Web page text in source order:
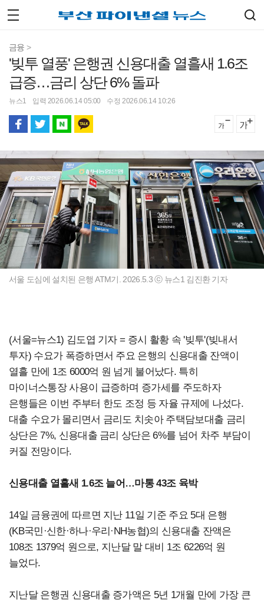
금융 >
'빚투 열풍' 은행권 신용대출 열흘새 1.6조
급증…금리 상단 6% 돌파
뉴스1 입력 2026.06.14 05:00 수정 2026.06.14 10:26
서울 도심에 설치된 은행 ATM기. 2026.5.3 ⓒ 뉴스1 김진환 기자
(서울=뉴스1) 김도엽 기자 = 증시 활황 속 '빚투'(빚내서
투자) 수요가 폭증하면서 주요 은행의 신용대출 잔액이
열흘 만에 1조 6000억 원 넘게 불어났다. 특히
마이너스통장 사용이 급증하며 증가세를 주도하자
은행들은 이번 주부터 한도 조정 등 자율 규제에 나섰다.
대출 수요가 몰리면서 금리도 치솟아 주택담보대출 금리
상단은 7%, 신용대출 금리 상단은 6%를 넘어 차주 부담이
커질 전망이다.
신용대출 열흘새 1.6조 늘어…마통 43조 육박
14일 금융권에 따르면 지난 11일 기준 주요 5대 은행
(KB국민·신한·하나·우리·NH농협)의 신용대출 잔액은
108조 1379억 원으로, 지난달 말 대비 1조 6226억 원
늘었다.
지난달 은행권 신용대출 증가액은 5년 1개월 만에 가장 큰